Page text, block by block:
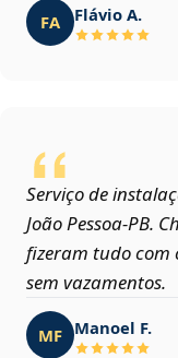
FA Flávio A.
Serviço de
João Pessoa‑PB.
fizeram tudo com
sem vazamentos.
MF Manoel F.